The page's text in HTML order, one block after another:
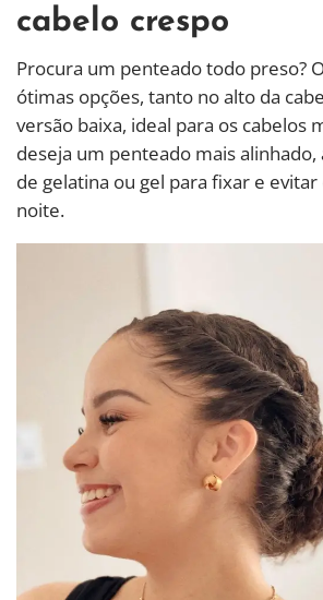
cabelo crespo
Procura um penteado todo preso?
ótimas opções, tanto no alto da
versão baixa, ideal para os cabelos
deseja um penteado mais
de gelatina ou gel para fixar e
noite.